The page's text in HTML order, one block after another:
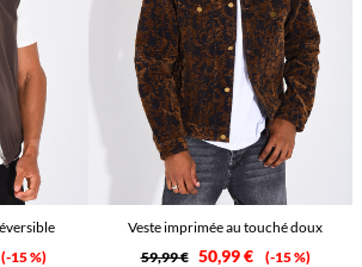
-15 %
Veste imprimée au touché doux
59,99 € 50,99 € -15 %